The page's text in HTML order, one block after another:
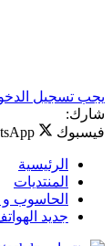
يجب تسجيل
شارك:
فيسبوك
الرئيسية
المنتديات
الحاسوب و
جديد